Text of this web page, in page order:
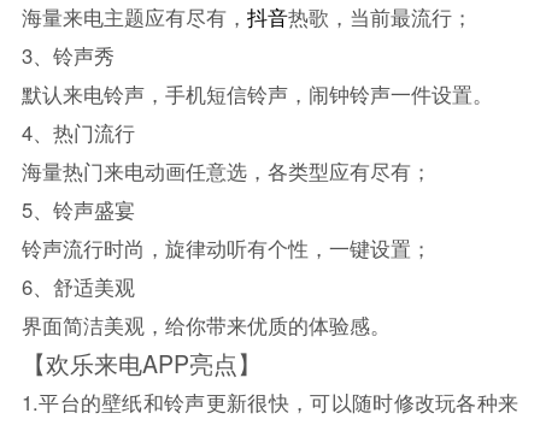
海量来电主题应有尽有， 抖音热歌，当前最流行；
3、铃声秀
默认来电铃声，手机短信铃声，闹钟铃声一件设置。
4、热门流行
海量热门来电动画任意选，各类型应有尽有；
5、铃声盛宴
铃声流行时尚，旋律动听有个性，一键设置；
6、舒适美观
界面简洁美观，给你带来优质的体验感。
【欢乐来电APP亮点】
1.平台的壁纸和铃声更新很快，可以随时修改玩各种来